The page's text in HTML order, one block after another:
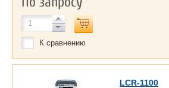
К сравнению
LCR-1100